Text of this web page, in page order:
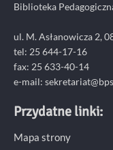
Biblioteka
ul. M. Asłanowicza 2,
tel: 25 644-17-16
fax: 25 633-40-14
e-mail:
Przydatne linki:
Mapa strony